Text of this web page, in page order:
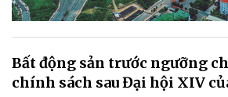
Bất động sản trước ngưỡng
chính sách sau Đại hội XIV